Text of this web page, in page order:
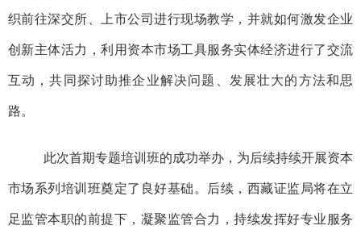
织前往深交所、上市公司进行现场教学，并就如何激发企业
创新主体活力，利用资本市场工具服务实体经济进行了交流
互动，共同探讨助推企业解决问题、发展壮大的方法和思
路。
此次首期专题培训班的成功举办，为后续持续开展资本
市场系列培训班奠定了良好基础。后续，西藏证监局将在立
足监管本职的前提下，凝聚监管合力，持续发挥好专业服务